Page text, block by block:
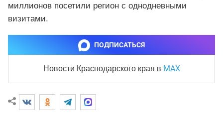
миллионов посетили регион с однодневными
визитами.
ПОДПИСАТЬСЯ
Новости Краснодарского края в MAX